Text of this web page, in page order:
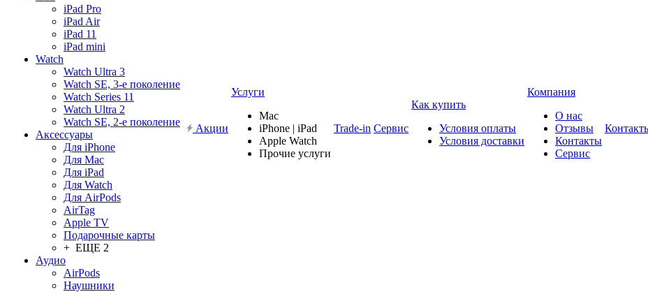
iPad Pro
iPad Air
iPad 11
iPad mini
Watch
Watch Ultra 3
Watch SE, 3-е поколение
Watch Series 11
Watch Ultra 2
Watch SE, 2-е поколение
Аксессуары
Для iPhone
Для Mac
Для iPad
Для Watch
Для AirPods
AirTag
Apple TV
Подарочные карты
+ ЕЩЕ 2
Аудио
AirPods
Наушники
Акции
Услуги
Mac
iPhone | iPad
Apple Watch
Прочие услуги
Trade-in Сервис
Как купить
Условия оплаты
Условия доставки
Компания
О нас
Отзывы
Контакты
Сервис